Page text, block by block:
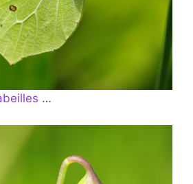
…